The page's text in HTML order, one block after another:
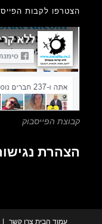
לקבות הפייסבוק שלנו
הפייסבוק
נגישות
עמוד הבית צרו קשר מדריכים